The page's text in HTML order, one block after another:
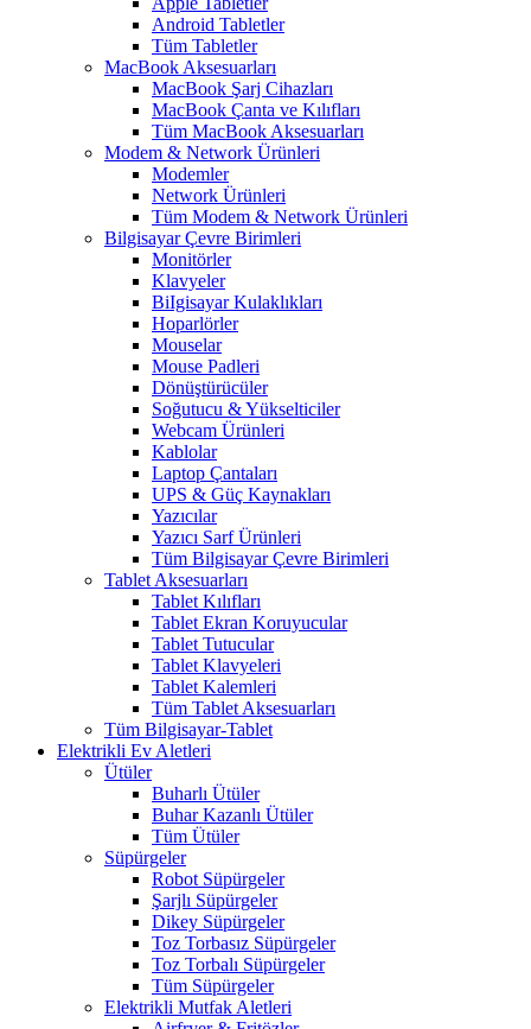
Android Tabletler
Tüm Tabletler
MacBook Aksesuarları
MacBook Şarj Cihazları
MacBook Çanta ve Kılıfları
Tüm MacBook Aksesuarları
Modem & Network Ürünleri
Modemler
Network Ürünleri
Tüm Modem & Network Ürünleri
Bilgisayar Çevre Birimleri
Monitörler
Klavyeler
BiIgisayar Kulaklıkları
Hoparlörler
Mouselar
Mouse Padleri
Dönüştürücüler
Soğutucu & Yükselticiler
Webcam Ürünleri
Kablolar
Laptop Çantaları
UPS & Güç Kaynakları
Yazıcılar
Yazıcı Sarf Ürünleri
Tüm Bilgisayar Çevre Birimleri
Tablet Aksesuarları
Tablet Kılıfları
Tablet Ekran Koruyucular
Tablet Tutucular
Tablet Klavyeleri
Tablet Kalemleri
Tüm Tablet Aksesuarları
Tüm Bilgisayar-Tablet
Elektrikli Ev Aletleri
Ütüler
Buharlı Ütüler
Buhar Kazanlı Ütüler
Tüm Ütüler
Süpürgeler
Robot Süpürgeler
Şarjlı Süpürgeler
Dikey Süpürgeler
Toz Torbasız Süpürgeler
Toz Torbalı Süpürgeler
Tüm Süpürgeler
Elektrikli Mutfak Aletleri